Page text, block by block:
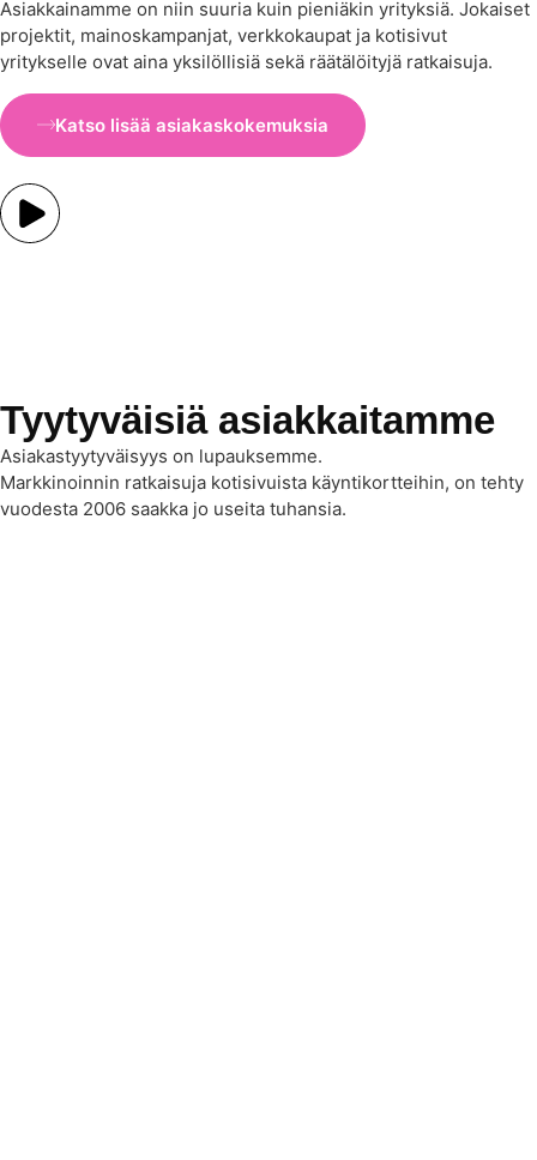
Asiakkainamme on niin suuria kuin pieniäkin yrityksiä. Jokaiset
projektit, mainoskampanjat, verkkokaupat ja kotisivut
yritykselle ovat aina yksilöllisiä sekä räätälöityjä ratkaisuja.
Katso lisää asiakaskokemuksia
Tyytyväisiä asiakkaitamme
Asiakastyytyväisyys on lupauksemme.
Markkinoinnin ratkaisuja kotisivuista käyntikortteihin, on tehty
vuodesta 2006 saakka jo useita tuhansia.